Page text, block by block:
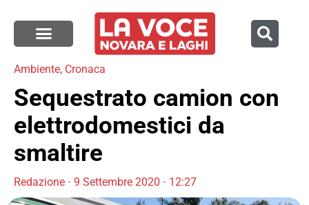
Ambiente, Cronaca
Sequestrato camion con
elettrodomestici da
smaltire
Redazione 9 Settembre 2020 12:27